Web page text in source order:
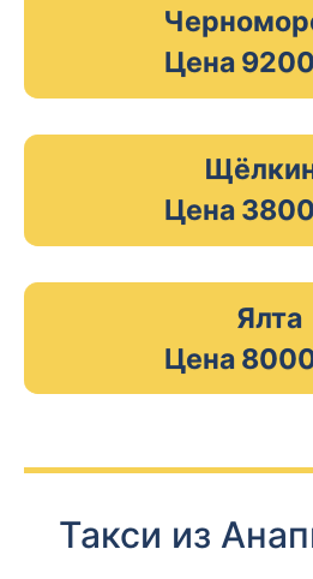
Цена
Цена
Ялта
Цена
Такси из